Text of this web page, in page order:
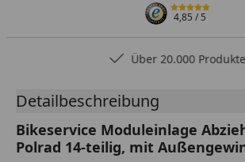
4,85/ 5
Über 20.000 Produkte
Detailbeschreibung
Bikeservice Moduleinlage
Polrad 14-teilig, mit